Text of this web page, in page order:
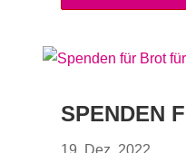
SPENDEN
19. Dez. 2022